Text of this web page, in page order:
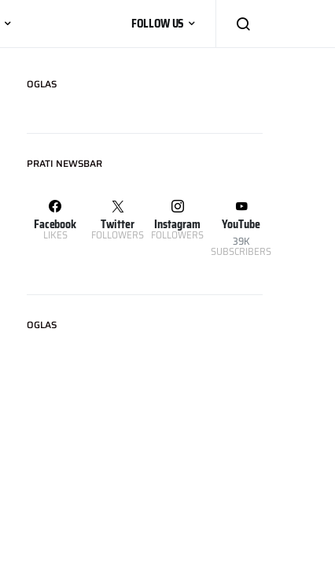
FOLLOW US
OGLAS
PRATI NEWSBAR
Facebook
LIKES
Twitter
FOLLOWERS
Instagram
FOLLOWERS
YouTube
39K
SUBSCRIBERS
OGLAS